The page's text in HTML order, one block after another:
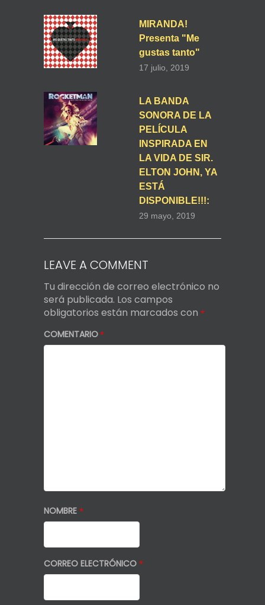
MIRANDA!
Presenta "Me
gustas tanto"
17 julio, 2019
LA BANDA
SONORA DE LA
PELÍCULA
INSPIRADA EN
LA VIDA DE SIR.
ELTON JOHN, YA
ESTÁ
DISPONIBLE!!!:
29 mayo, 2019
LEAVE A COMMENT
Tu dirección de correo electrónico no
será publicada. Los campos
obligatorios están marcados con *
COMENTARIO*
NOMBRE *
CORREO ELECTRÓNICO *